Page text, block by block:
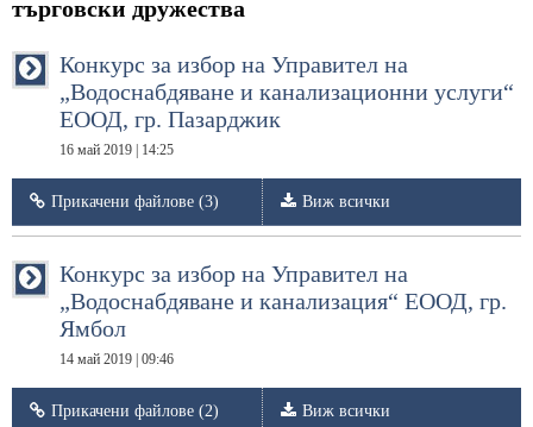
търговски дружества
Конкурс за избор на Управител на
„Водоснабдяване и канализационни услуги“
ЕООД, гр. Пазарджик
16 май 2019 | 14:25
Прикачени файлове (3) Виж всички
Конкурс за избор на Управител на
„Водоснабдяване и канализация“ ЕООД, гр.
Ямбол
14 май 2019 | 09:46
Прикачени файлове (2) Виж всички